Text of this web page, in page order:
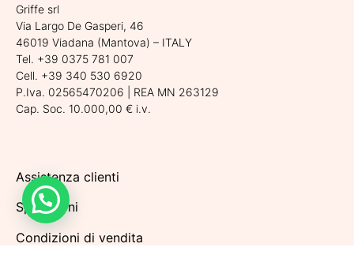
Griffe srl
Via Largo De Gasperi, 46
46019 Viadana (Mantova) – ITALY
Tel. +39 0375 781 007
Cell. +39 340 530 6920
P.Iva. 02565470206 | REA MN 263129
Cap. Soc. 10.000,00 € i.v.
Assistenza clienti
Spedizioni
Condizioni di vendita